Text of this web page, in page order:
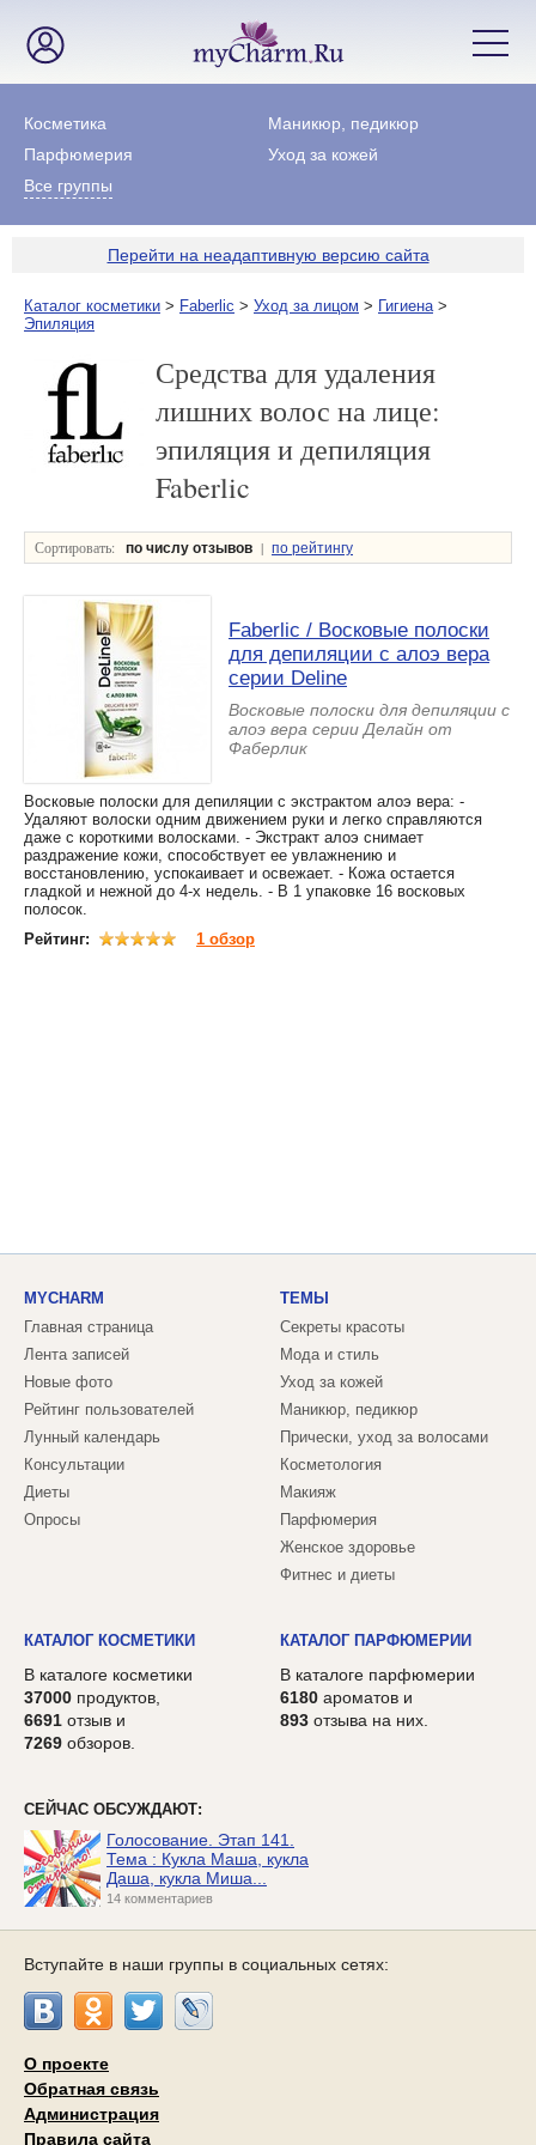
Косметика
Маникюр, педикюр
Парфюмерия
Уход за кожей
Все группы
Перейти на неадаптивную версию сайта
Каталог косметики > Faberlic > Уход за лицом > Гигиена>
Эпиляция
Средства для удаления
лишних волос на лице:
эпиляция и депиляция
Faberlic
Сортировать: по числу отзывов | по рейтингу
Faberlic / Восковые полоски
для депиляции с алоэ вера
серии Deline
Восковые полоски для депиляции с
алоэ вера серии Делайн от
Фаберлик
Восковые полоски для депиляции с экстрактом алоэ вера: -
Удаляют волоски одним движением руки и легко справляются
даже с короткими волосками. - Экстракт алоэ снимает
раздражение кожи, способствует ее увлажнению и
восстановлению, успокаивает и освежает. - Кожа остается
гладкой и нежной до 4-х недель. - В 1 упаковке 16 восковых
полосок.
Рейтинг:
1 обзор
MYCHARM
Главная страница
Лента записей
Новые фото
Рейтинг пользователей
Лунный календарь
Консультации
Диеты
Опросы
ТЕМЫ
Секреты красоты
Мода и стиль
Уход за кожей
Маникюр, педикюр
Прически, уход за волосами
Косметология
Макияж
Парфюмерия
Женское здоровье
Фитнес и диеты
КАТАЛОГ КОСМЕТИКИ
В каталоге косметики
37000 продуктов,
6691 отзыв и
7269 обзоров.
КАТАЛОГ ПАРФЮМЕРИИ
В каталоге парфюмерии
6180 ароматов и
893 отзыва на них.
СЕЙЧАС ОБСУЖДАЮТ:
Голосование. Этап 141.
Тема : Кукла Маша, кукла
Даша, кукла Миша...
14 комментариев
Вступайте в наши группы в социальных сетях:
О проекте
Обратная связь
Администрация
Правила сайта